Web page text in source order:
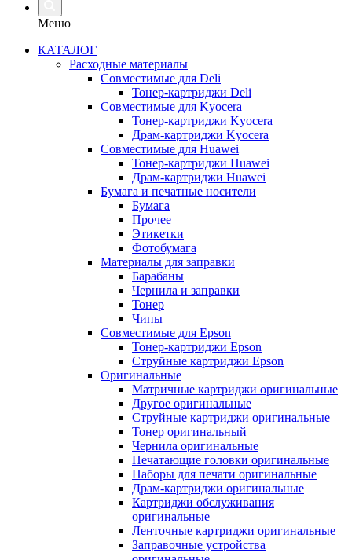
Меню
КАТАЛОГ
Расходные материалы
Совместимые для Deli
Тонер-картриджи Deli
Совместимые для Kyocera
Тонер-картриджи Kyocera
Драм-картриджи Kyocera
Совместимые для Huawei
Тонер-картриджи Huawei
Драм-картриджи Huawei
Бумага и печатные носители
Бумага
Прочее
Этикетки
Фотобумага
Материалы для заправки
Барабаны
Чернила и заправки
Тонер
Чипы
Совместимые для Epson
Тонер-картриджи Epson
Струйные картриджи Epson
Оригинальные
Матричные картриджи оригинальные
Другое оригинальные
Струйные картриджи оригинальные
Тонер оригинальный
Чернила оригинальные
Печатающие головки оригинальные
Наборы для печати оригинальные
Драм-картриджи оригинальные
Картриджи обслуживания
оригинальные
Ленточные картриджи оригинальные
Заправочные устройства